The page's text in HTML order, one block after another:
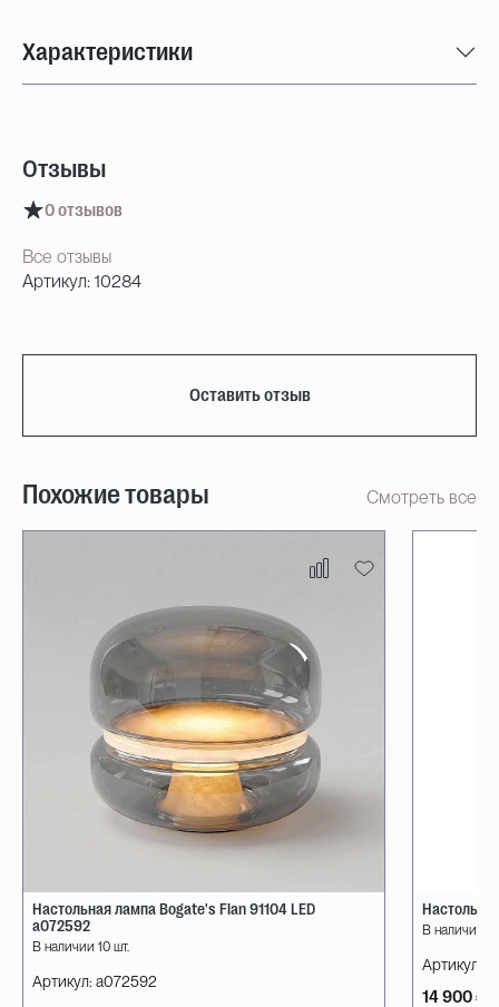
Характеристики
Отзывы
0 отзывов
Все отзывы
Артикул: 10284
Оставить отзыв
Похожие товары Смотреть все
Настольная лампа Bogate's Flan 91104 LED
a072592
В наличии 10 шт.
Артикул: a072592
В наличии
Артикул:
14 900 ₽